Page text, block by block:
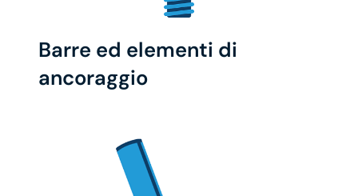
Barre ed elementi di
ancoraggio